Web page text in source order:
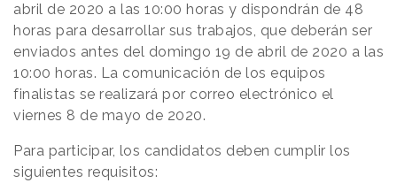
abril de 2020 a las 10:00 horas y dispondrán de 48
horas para desarrollar sus trabajos, que deberán ser
enviados antes del domingo 19 de abril de 2020 a las
10:00 horas. La comunicación de los equipos
finalistas se realizará por correo electrónico el
viernes 8 de mayo de 2020.
Para participar, los candidatos deben cumplir los
siguientes requisitos: